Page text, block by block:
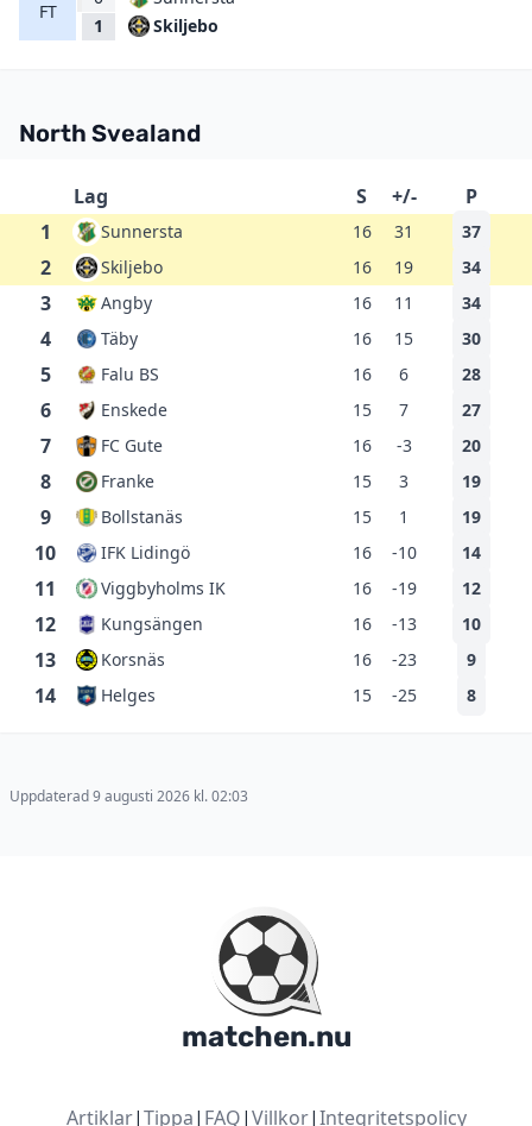
FT
1
Skiljebo
North Svealand
Lag S +/-
P
1
Sunnersta 16 31 37
2 Skiljebo 16 19 34
3 Angby 16 11 34
4 Täby 16 15 30
5 Falu BS 16 6 28
6 Enskede 15 7 27
7 FC Gute 16 -3 20
8 Franke 15 3 19
9 Bollstanäs 15 1 19
10 IFK Lidingö 16 -10 14
11 Viggbyholms IK 16 -19 12
12 Kungsängen 16 -13 10
13 Korsnäs 16 -23 9
14 Helges 15 -25 8
Uppdaterad 9 augusti 2026 kl. 02:03
matchen.nu
Artiklar|Tippa| FAQ|Villkor|Integritetspolicy